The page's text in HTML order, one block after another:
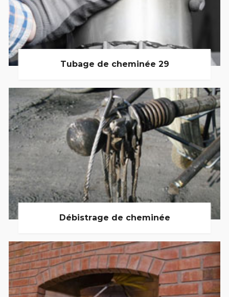
Tubage de cheminée 29
Débistrage de cheminée